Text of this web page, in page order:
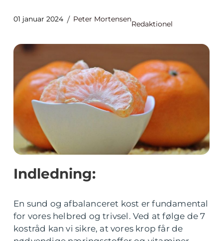
01 januar 2024 Peter Mortensen
Redaktionel
Indledning:
En sund og afbalanceret kost er fundamental
for vores helbred og trivsel. Ved at følge de 7
kostråd kan vi sikre, at vores krop får de